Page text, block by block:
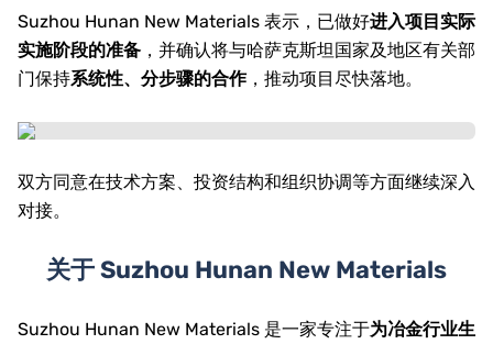
Suzhou Hunan New Materials 表示，已做好进入项目实际
实施阶段的准备 ，并确认将与哈萨克斯坦国家及地区有关部
门保持系统性、分步骤的合作，推动项目尽快落地。
双方同意在技术方案、投资结构和组织协调等方面继续深入
对接。
关于 Suzhou Hunan New Materials
Suzhou Hunan New Materials 是一家专注于为冶金行业生